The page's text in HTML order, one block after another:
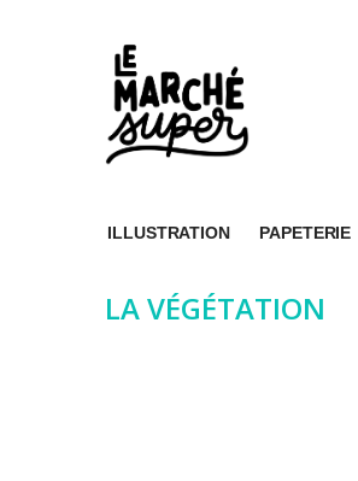
ILLUSTRATION PAPETERIE
LA VÉGÉTATION